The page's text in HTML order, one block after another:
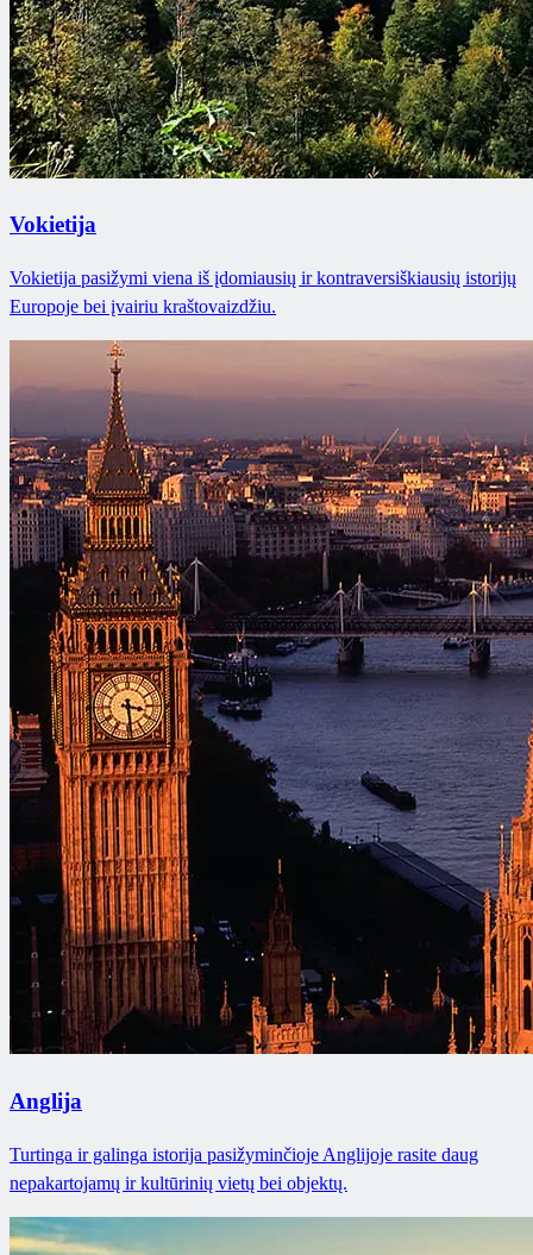
Vokietija
Vokietija pasižymi viena iš įdomiausių ir kontraversiškiausių istorijų
Europoje bei įvairiu kraštovaizdžiu.
Anglija
Turtinga ir galinga istorija pasižyminčioje Anglijoje rasite daug
nepakartojamų ir kultūrinių vietų bei objektų.